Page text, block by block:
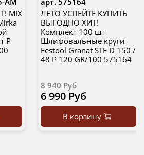
MIX
P
ЛЕТО УСПЕЙТЕ КУПИТЬ
ВЫГОДНО ХИТ!
Комплект 100 шт
Шлифовальные круги
Festool Granat STF D 150 /
48 P 120 GR/100 575164
8 940 Руб
6 990 Руб
В корзину